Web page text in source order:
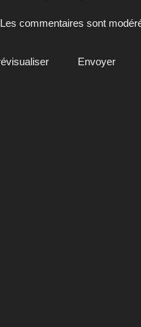
Les commentaires sont